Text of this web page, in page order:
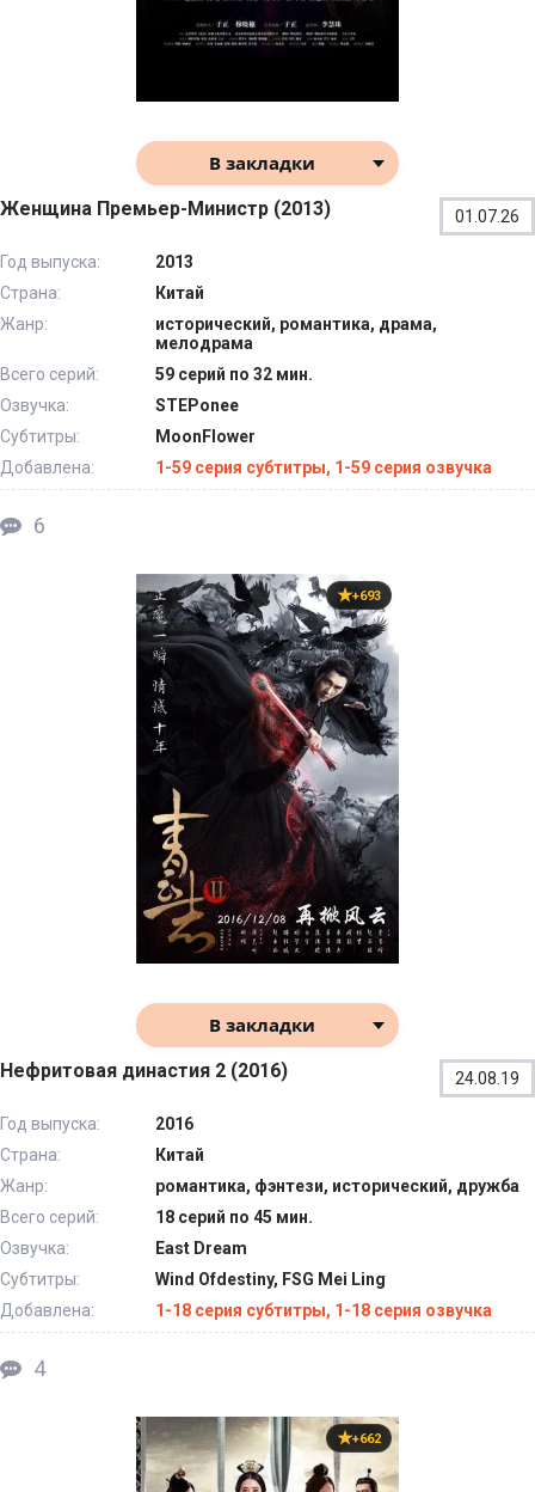
В закладки
Женщина Премьер-Министр (2013) 01.07.26
Год выпуска:
2013
Страна:
Китай
Жанр:
исторический, романтика, драма,
мелодрама
Всего серий:
59 серий по 32 мин.
Озвучка:
STEPonee
Субтитры:
MoonFlower
Добавлена:
1-59 серия субтитры, 1-59 серия озвучка
6
+693
В закладки
Нефритовая династия 2 (2016) 24.08.19
Год выпуска:
2016
Страна:
Китай
Жанр:
романтика, фэнтези, исторический, дружба
Всего серий:
18 серий по 45 мин.
Озвучка:
East Dream
Субтитры:
Wind Ofdestiny, FSG Mei Ling
Добавлена:
1-18 серия субтитры, 1-18 серия озвучка
4
+662